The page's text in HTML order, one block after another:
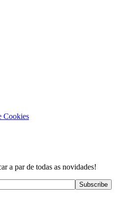
Cookies
a par de todas as novidades!